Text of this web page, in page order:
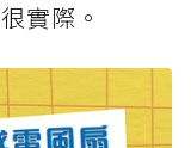
實際。